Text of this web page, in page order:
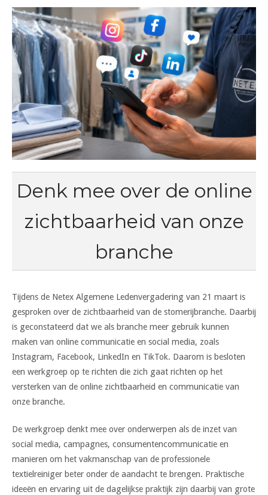
Denk mee over de online
zichtbaarheid van onze
branche
Tijdens de Netex Algemene Ledenvergadering van 21 maart is
gesproken over de zichtbaarheid van de stomerijbranche. Daarbij
is geconstateerd dat we als branche meer gebruik kunnen
maken van online communicatie en social media, zoals
Instagram, Facebook, LinkedIn en TikTok. Daarom is besloten
een werkgroep op te richten die zich gaat richten op het
versterken van de online zichtbaarheid en communicatie van
onze branche.
De werkgroep denkt mee over onderwerpen als de inzet van
social media, campagnes, consumentencommunicatie en
manieren om het vakmanschap van de professionele
textielreiniger beter onder de aandacht te brengen. Praktische
ideeën en ervaring uit de dagelijkse praktijk zijn daarbij van grote